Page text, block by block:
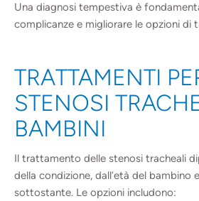
Una diagnosi tempestiva è
complicanze e migliorare le opzioni di
TRATTAMENTI
STENOSI
BAMBINI
Il trattamento delle stenosi tracheali
della condizione, dall’età del bambino
sottostante. Le opzioni includono: